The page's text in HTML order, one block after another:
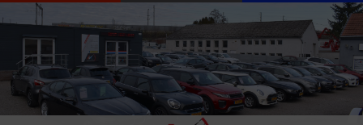
Paramètres avancés des cookies